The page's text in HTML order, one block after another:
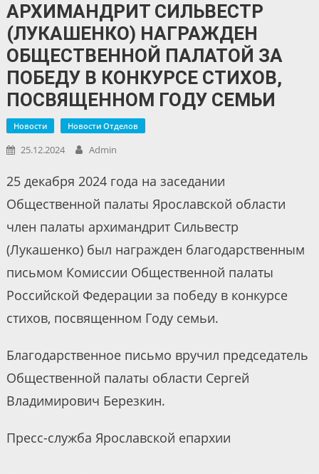
АРХИМАНДРИТ СИЛЬВЕСТР
(ЛУКАШЕНКО) НАГРАЖДЕН
ОБЩЕСТВЕННОЙ ПАЛАТОЙ ЗА
ПОБЕДУ В КОНКУРСЕ СТИХОВ,
ПОСВЯЩЕННОМ ГОДУ СЕМЬИ
Новости Новости Отделов
25.12.2024 Admin
25 декабря 2024 года на заседании
Общественной палаты Ярославской области
член палаты архимандрит Сильвестр
(Лукашенко) был награжден благодарственным
письмом Комиссии Общественной палаты
Российской Федерации за победу в конкурсе
стихов, посвященном Году семьи.
Благодарственное письмо вручил председатель
Общественной палаты области Сергей
Владимирович Березкин.
Пресс-служба Ярославской епархии